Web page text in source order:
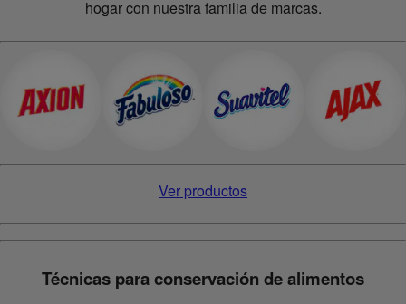
hogar con nuestra familia de marcas.
Ver productos
Técnicas para conservación de alimentos